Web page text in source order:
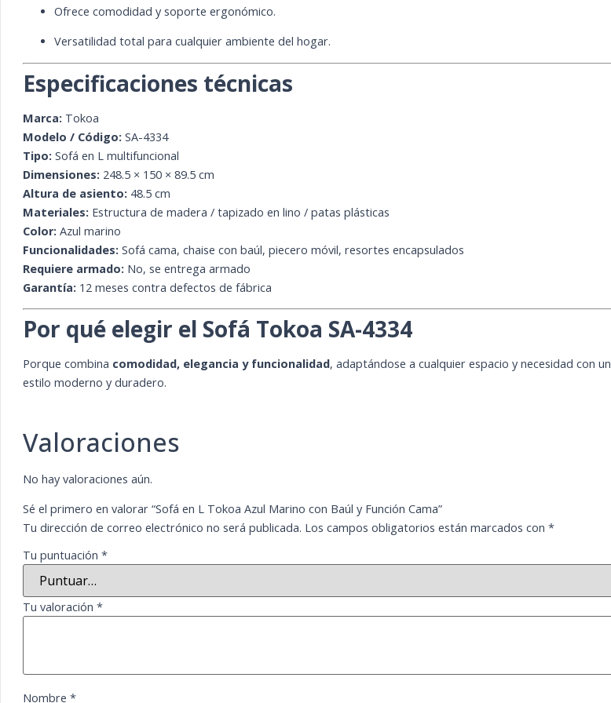
Ofrece comodidad y soporte ergonómico.
Versatilidad total para cualquier ambiente del hogar.
Especificaciones técnicas
Marca: Tokoa
Modelo / Código: SA-4334
Tipo: Sofá en L multifuncional
Dimensiones: 248.5 × 150 × 89.5 cm
Altura de asiento: 48.5 cm
Materiales: Estructura de madera / tapizado en lino / patas plásticas
Color: Azul marino
Funcionalidades: Sofá cama, chaise con baúl, piecero móvil, resortes encapsulados
Requiere armado: No, se entrega armado
Garantía: 12 meses contra defectos de fábrica
Por qué elegir el Sofá Tokoa SA-4334
Porque combina comodidad, elegancia y funcionalidad, adaptándose a cualquier espacio y necesidad con un
estilo moderno y duradero.
Valoraciones
No hay valoraciones aún.
Sé el primero en valorar “Sofá en L Tokoa Azul Marino con Baúl y Función Cama”
Tu dirección de correo electrónico no será publicada. Los campos obligatorios están marcados con *
Tu puntuación *
Tu valoración *
Nombre *